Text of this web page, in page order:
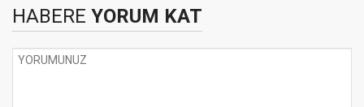
HABERE YORUM KAT